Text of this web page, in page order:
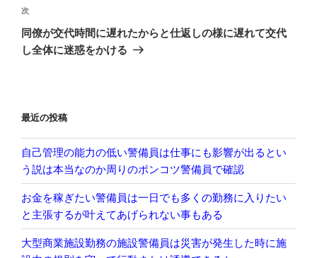
ゲ
ー
シ
次
の
投
次
同僚が交代時間に遅れたからと仕返しの様に遅れて交代
し全体に迷惑をかける
最近の投稿
自己管理の能力の低い警備員は仕事にも影響が出るとい
う説は本当なのか周りのポンコツ警備員で確認
お金を稼ぎたい警備員は一日でも多くの勤務に入りたい
と主張するが叶えてあげられない事もある
大型商業施設勤務の施設警備員は災害が発生した時に施